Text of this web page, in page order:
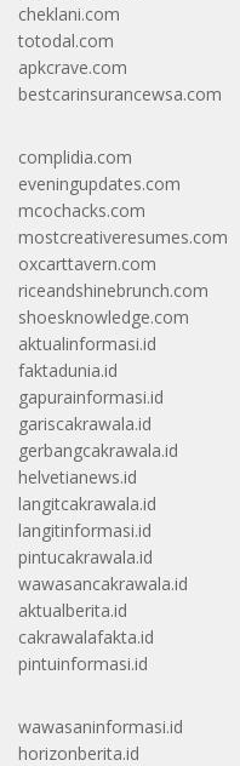
cheklani.com
totodal.com
apkcrave.com
bestcarinsurancewsa.com
complidia.com
eveningupdates.com
mcochacks.com
mostcreativeresumes.com
oxcarttavern.com
riceandshinebrunch.com
shoesknowledge.com
aktualinformasi.id
faktadunia.id
gapurainformasi.id
gariscakrawala.id
gerbangcakrawala.id
helvetianews.id
langitcakrawala.id
langitinformasi.id
pintucakrawala.id
wawasancakrawala.id
aktualberita.id
cakrawalafakta.id
pintuinformasi.id
wawasaninformasi.id
horizonberita.id